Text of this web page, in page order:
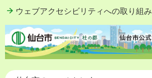
ウェブアクセシビリティへの取り組み